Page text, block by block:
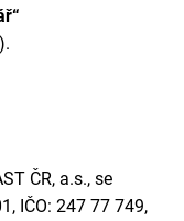
ČR, a.s., se
IČO: 247 77 749,